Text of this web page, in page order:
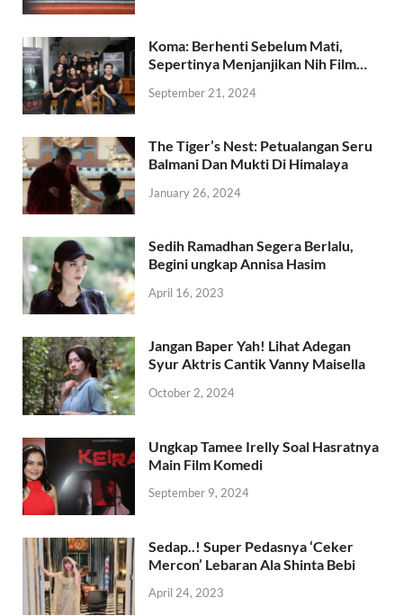
Koma: Berhenti Sebelum Mati,
Sepertinya Menjanjikan Nih Film…
September 21, 2024
The Tiger’s Nest: Petualangan Seru
Balmani Dan Mukti Di Himalaya
January 26, 2024
Sedih Ramadhan Segera Berlalu,
Begini ungkap Annisa Hasim
April 16, 2023
Jangan Baper Yah! Lihat Adegan
Syur Aktris Cantik Vanny Maisella
October 2, 2024
Ungkap Tamee Irelly Soal Hasratnya
Main Film Komedi
September 9, 2024
Sedap..! Super Pedasnya ‘Ceker
Mercon’ Lebaran Ala Shinta Bebi
April 24, 2023